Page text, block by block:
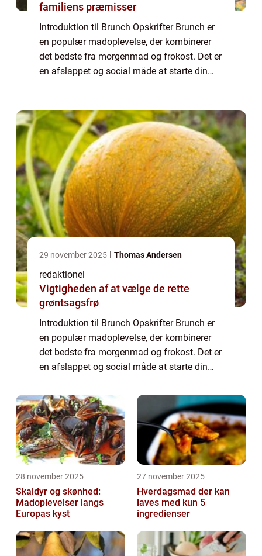
familiens præmisser
Introduktion til Brunch Opskrifter Brunch er
en populær madoplevelse, der kombinerer
det bedste fra morgenmad og frokost. Det er
en afslappet og social måde at starte din
29 november 2025 Thomas Andersen
redaktionel
Vigtigheden af at vælge de rette
grøntsagsfrø
Introduktion til Brunch Opskrifter Brunch er
en populær madoplevelse, der kombinerer
det bedste fra morgenmad og frokost. Det er
en afslappet og social måde at starte din
typisk inkluderer både søde og salte...
28 november 2025
Skaldyr og skønhed:
Madoplevelser langs
Europas kyst
27 november 2025
Hverdagsmad der kan
laves med kun 5
ingredienser